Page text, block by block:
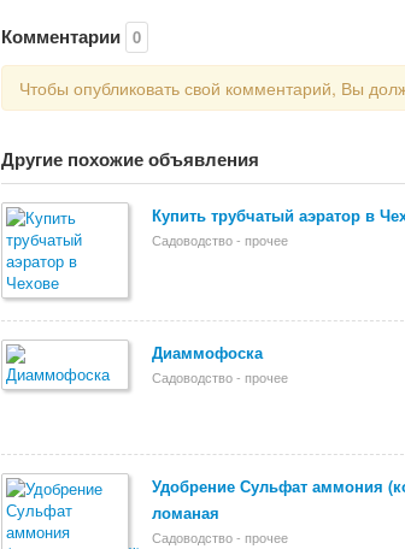
Комментарии 0
Чтобы опубликовать свой комментарий, Вы
Другие похожие объявления
Купить трубчатый аэратор в
Садоводство - прочее
Диаммофоска
Садоводство - прочее
Удобрение Сульфат аммония
ломаная
Садоводство - прочее